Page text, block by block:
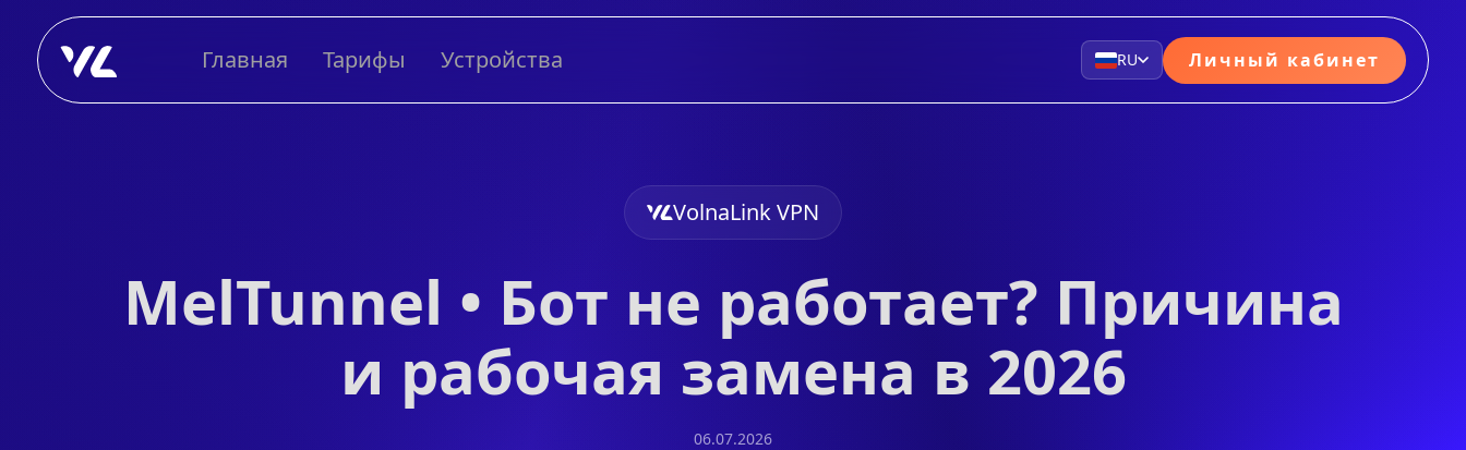
Главная Тарифы Устройства RU Личный кабинет
VolnaLink VPN
MelTunnel • Бот не работает? Причина
и рабочая замена в 2026
06.07.2026